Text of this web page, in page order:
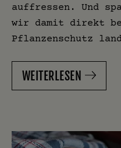
auffressen. Und
wir damit direkt
Pflanzenschutz
WEITERLESEN